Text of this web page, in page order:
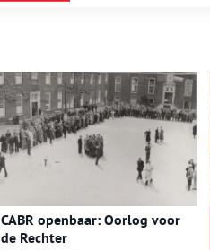
CABR openbaar: Oorlog voor
de Rechter